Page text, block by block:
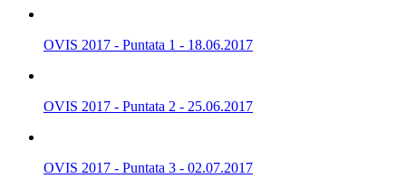
OVIS 2017 - Puntata 1 - 18.06.2017
OVIS 2017 - Puntata 2 - 25.06.2017
OVIS 2017 - Puntata 3 - 02.07.2017